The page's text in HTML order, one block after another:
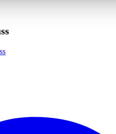
stalen pinnen en safety